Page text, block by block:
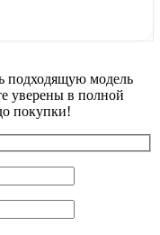
подходящую модель
уверены в полной
покупки!